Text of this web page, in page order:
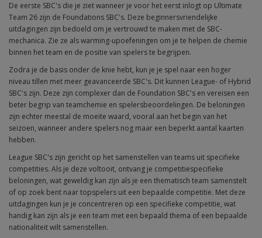
De eerste SBC's die je ziet wanneer je voor het eerst inlogt op Ultimate
Team 26 zijn de Foundations SBC's. Deze beginnersvriendelijke
uitdagingen zijn bedoeld om je vertrouwd te maken met de SBC-
mechanica. Zie ze als warming-upoefeningen om je te helpen de chemie
binnen het team en de positie van spelers te begrijpen.
Zodra je de basis onder de knie hebt, kun je je spel naar een hoger
niveau tillen met meer geavanceerde SBC's. Dit kunnen League- of Hybrid
SBC's zijn. Deze zijn complexer dan de Foundation SBC's en vereisen een
beter begrip van teamchemie en spelersbeoordelingen. De beloningen
zijn echter meestal de moeite waard, vooral aan het begin van het
seizoen, wanneer andere spelers nog maar een beperkt aantal kaarten
hebben.
League SBC's zijn gericht op het samenstellen van teams uit specifieke
competities. Als je deze voltooit, ontvang je competitiespecifieke
beloningen, wat geweldig kan zijn als je een thematisch team samenstelt
of op zoek bent naar topspelers uit een bepaalde competitie. Met deze
uitdagingen kun je je concentreren op een specifieke competitie, wat
handig kan zijn als je een team met een bepaald thema of een bepaalde
nationaliteit wilt samenstellen.